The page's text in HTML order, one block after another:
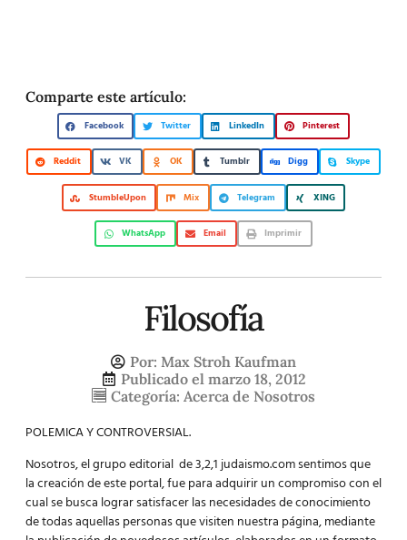
Comparte este artículo:
Facebook Twitter LinkedIn Pinterest
Reddit VK OK Tumblr Digg Skype
StumbleUpon Mix Telegram XING
WhatsApp Email Imprimir
Filosofía
Por: Max Stroh Kaufman
Publicado el marzo 18, 2012
Categoría: Acerca de Nosotros
POLEMICA Y CONTROVERSIAL.
Nosotros, el grupo editorial de 3,2,1 judaismo.com sentimos que
la creación de este portal, fue para adquirir un compromiso con el
cual se busca lograr satisfacer las necesidades de conocimiento
de todas aquellas personas que visiten nuestra página, mediante